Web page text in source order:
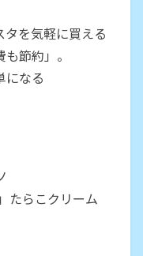
を気軽に買える
節約」。
になる
たらこクリーム